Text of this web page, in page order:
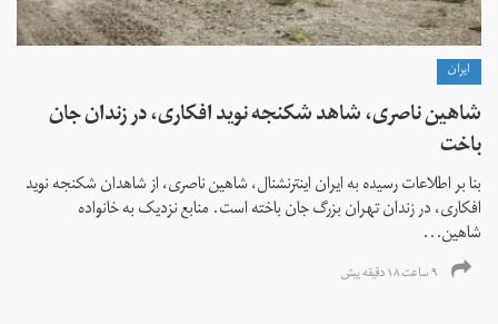
ايران
شاهین ناصری، شاهد شکنجه نوید افکاری، در زندان جان
باخت
بنا بر اطلاعات رسیده به ایران اینترنشنال، شاهین ناصری، از شاهدان شکنجه نوید
افکاری، در زندان تهران بزرگ جان باخته است. منابع نزدیک به خانواده
شاهین...
۹ ساعت ۱۸ دقیقه پیش